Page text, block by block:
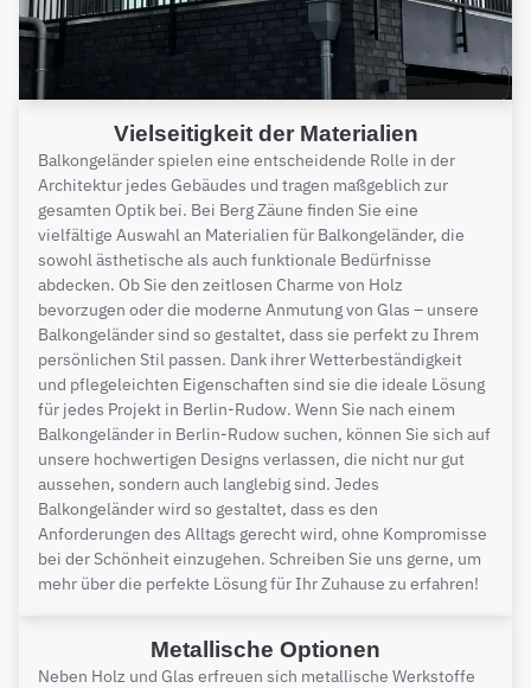
Vielseitigkeit der Materialien
Balkongeländer spielen eine entscheidende Rolle in der
Architektur jedes Gebäudes und tragen maßgeblich zur
gesamten Optik bei. Bei Berg Zäune finden Sie eine
vielfältige Auswahl an Materialien für Balkongeländer, die
sowohl ästhetische als auch funktionale Bedürfnisse
abdecken. Ob Sie den zeitlosen Charme von Holz
bevorzugen oder die moderne Anmutung von Glas – unsere
Balkongeländer sind so gestaltet, dass sie perfekt zu Ihrem
persönlichen Stil passen. Dank ihrer Wetterbeständigkeit
und pflegeleichten Eigenschaften sind sie die ideale Lösung
für jedes Projekt in Berlin-Rudow. Wenn Sie nach einem
Balkongeländer in Berlin-Rudow suchen, können Sie sich auf
unsere hochwertigen Designs verlassen, die nicht nur gut
aussehen, sondern auch langlebig sind. Jedes
Balkongeländer wird so gestaltet, dass es den
Anforderungen des Alltags gerecht wird, ohne Kompromisse
bei der Schönheit einzugehen. Schreiben Sie uns gerne, um
mehr über die perfekte Lösung für Ihr Zuhause zu erfahren!
Metallische Optionen
Neben Holz und Glas erfreuen sich metallische Werkstoffe